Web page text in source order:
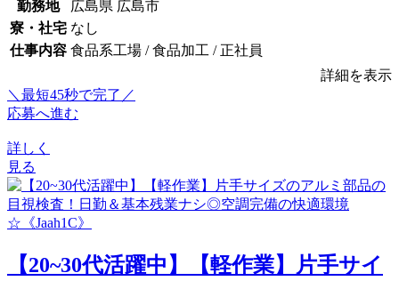
勤務地
広島県 広島市
寮・社宅 なし
仕事内容 食品系工場 / 食品加工 / 正社員
詳細を表示
＼最短45秒で完了／
応募へ進む
詳しく
見る
【20~30代活躍中】【軽作業】片手サイ